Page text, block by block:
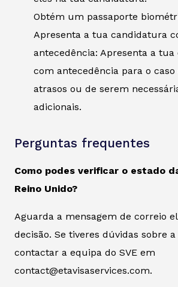
Obtém um passaporte
Apresenta a tua candidatura
antecedência: Apresenta a
com antecedência para o caso
atrasos ou de serem
adicionais.
Perguntas frequentes
Como podes verificar o estado
Reino Unido?
Aguarda a mensagem de correio
decisão. Se tiveres dúvidas sobre a
contactar a equipa do SVE em
contact@etavisaservices.com.